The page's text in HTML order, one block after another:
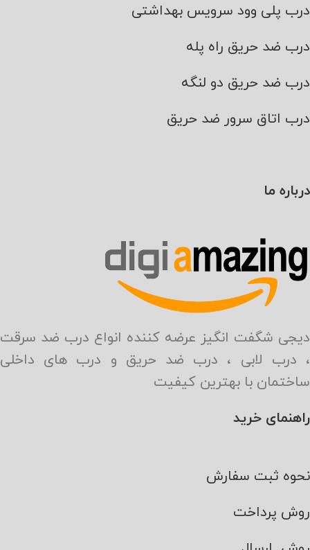
درب پلی وود سرویس بهداشتی
درب ضد حریق راه پله
درب ضد حریق دو لنگه
درب اتاق سرور ضد حریق
درباره ما
دیجی شگفت انگیز عرضه کننده انواع درب ضد سرقت
، درب لابی ، درب ضد حریق و درب های داخلی
ساختمان با بهترین کیفیت
راهنمای خرید
نحوه ثبت سفارش
روش پرداخت